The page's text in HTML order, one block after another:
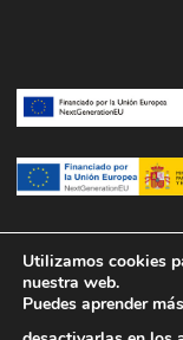
Utilizamos cookies
nuestra web.
Puedes aprender